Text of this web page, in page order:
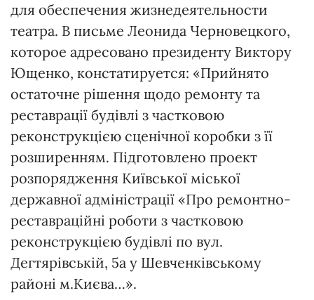
для обеспечения жизнедеятельности
театра. В письме Леонида Черновецкого,
которое адресовано президенту Виктору
Ющенко, констатируется: «Прий­нято
остаточне рішення щодо ремонту та
реставрації будівлі з частковою
реконструкцією сценіч­ної коробки з її
розширенням. Під­готовлено проект
розпорядження Київської міської
державної адміністрації «Про ремонтно-
реставраційні роботи з частковою
реконст­рукцією будівлі по вул.
Дегтярівсь­кій, 5а у Шевченківському
районі м.Києва…».